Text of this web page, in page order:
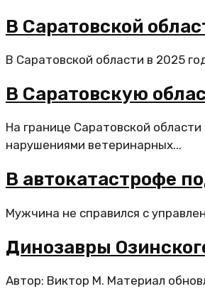
В Саратовской
В Саратовской области в 2025
В Саратовскую
На границе Саратовской
нарушениями ветеринарных...
В автокатастрофе
Мужчина не справился с
Динозавры
Автор: Виктор М. Материал